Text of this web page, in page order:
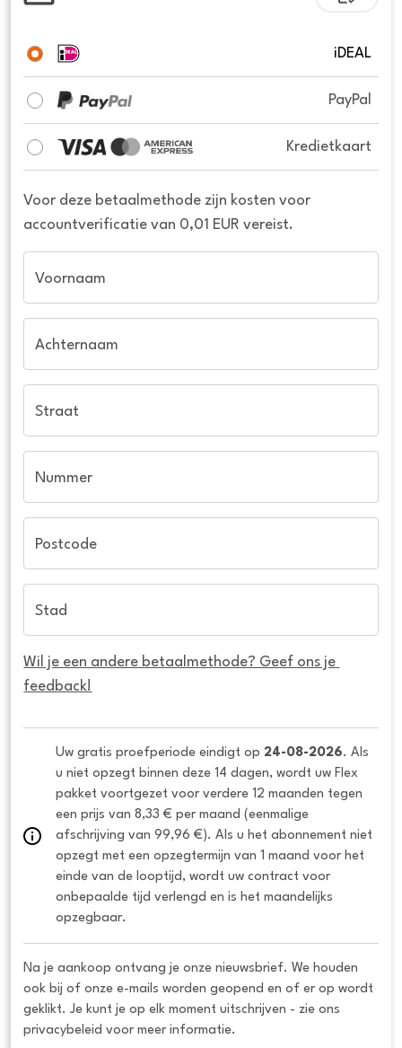
iDEAL
PayPal
Kredietkaart
Voor deze betaalmethode zijn kosten voor
accountverificatie van 0,01 EUR vereist.
Voornaam
Achternaam
Straat
Nummer
Postcode
Stad
Wil je een andere betaalmethode? Geef ons je
feedback!
Uw gratis proefperiode eindigt op 24-08-2026. Als
u niet opzegt binnen deze 14 dagen, wordt uw Flex
pakket voortgezet voor verdere 12 maanden tegen
een prijs van 8,33 € per maand (eenmalige
afschrijving van 99,96 €). Als u het abonnement niet
opzegt met een opzegtermijn van 1 maand voor het
einde van de looptijd, wordt uw contract voor
onbepaalde tijd verlengd en is het maandelijks
opzegbaar.
Na je aankoop ontvang je onze nieuwsbrief. We houden
ook bij of onze e-mails worden geopend en of er op wordt
geklikt. Je kunt je op elk moment uitschrijven - zie ons
privacybeleid voor meer informatie.